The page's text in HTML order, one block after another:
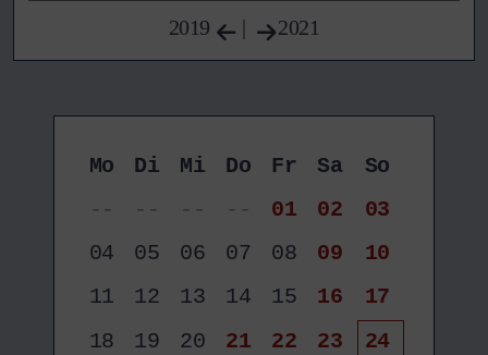
2019 | 2021
Mo Di Mi Do Fr Sa
So
--
-- -- -- 01 02
03
04
05 06 07 08 09
10
11
12 13 14 15 16
17
18
19 20 21 22 23
24